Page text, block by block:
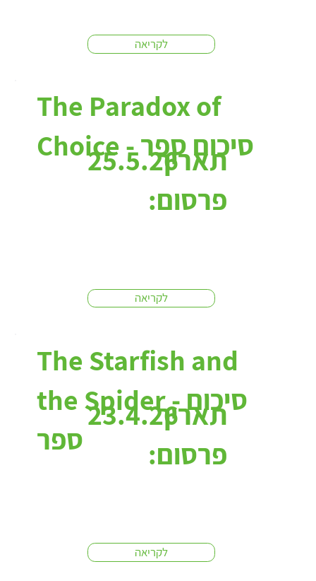
לקריאה
The Paradox of
Choice - סיכום ספר
לקריאה
25.5.26תאריך
פרסום:
The Starfish and
the Spider - סיכום
ספר
לקריאה
23.4.26תאריך
פרסום: